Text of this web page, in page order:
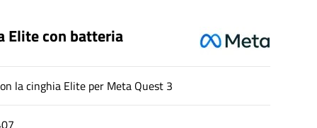
Elite con batteria
la cinghia Elite per Meta Quest 3